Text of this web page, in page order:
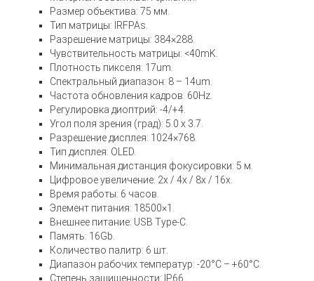
Размер объектива: 75 мм.
Тип матрицы: IRFPAs.
Разрешение матрицы: 384×288.
Чувствительность матрицы: <40mK.
Плотность пикселя: 17um.
Спектральный диапазон: 8 – 14um.
Частота обновления кадров: 60Hz.
Регулировка диоптрий: -4/+4.
Угол поля зрения (град): 5.0 x 3.7.
Разрешение дисплея: 1024×768.
Тип дисплея: OLED.
Минимальная дистанция фокусировки: 5 м.
Цифровое увеличение: 2x / 4x / 8x / 16x.
Время работы: 6 часов.
Элемент питания: 18500×1.
Внешнее питание: USB Type-C.
Память: 16Gb.
Количество палитр: 6 шт.
Диапазон рабочих температур: -20°C – +60°C.
Степень защищенности: IP66.